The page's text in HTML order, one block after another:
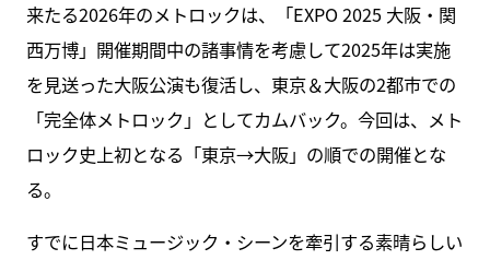
来たる2026年のメトロックは、「EXPO 2025 大阪・関
西万博」開催期間中の諸事情を考慮して2025年は実施
を見送った大阪公演も復活し、東京＆大阪の2都市での
「完全体メトロック」としてカムバック。今回は、メト
ロック史上初となる「東京→大阪」の順での開催とな
る。
すでに日本ミュージック・シーンを牽引する素晴らしい